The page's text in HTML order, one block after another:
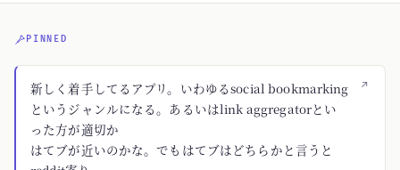
PINNED
↗
新しく着手してるアプリ。いわゆるsocial bookmarking
というジャンルになる。あるいはlink aggregatorとい
った方が適切か
はてブが近いのかな。でもはてブはどちらかと言うと